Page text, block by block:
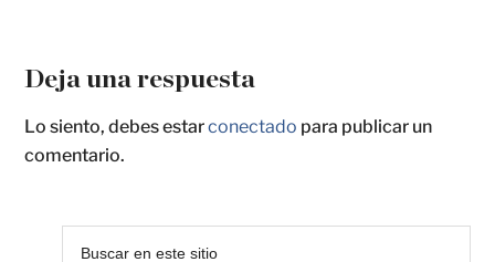
Deja una respuesta
Lo siento, debes estarconectado para publicar un
comentario.